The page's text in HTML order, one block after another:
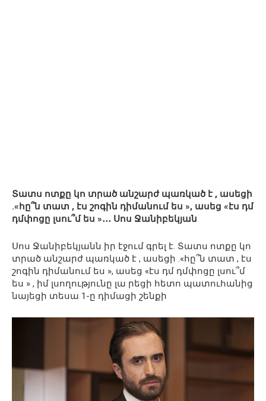
Տատս ոտքը կո տրած անշարժ պառկած է , ասեցի
.«հը՞ն տատ , էս շոգին դիմանում ես », ասեց «էս դմ
դմփոցը լսու՞մ ես »․․․ Սոս Ջանիբեկյան
Սոս Ջանիբեկյանն իր էջում գրել է. Տատս ոտքը կո
տրած անշարժ պառկած է , ասեցի .«հը՞ն տատ , էս
շոգին դիմանում ես », ասեց «էս դմ դմփոցը լսու՞մ
ես » , իմ լսողությունը լա րեցի հետո պատուհանից
նայեցի տեսա 1-ը դիմացի շենքի